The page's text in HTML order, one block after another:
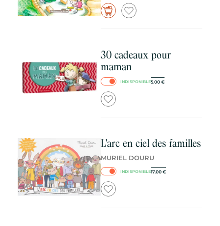
30 cadeaux pour
maman
INDISPONIBLE5.00 €
L'arc en ciel des familles
MURIEL DOURU
INDISPONIBLE17.00 €